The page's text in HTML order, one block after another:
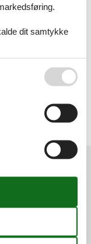
dit samtykke